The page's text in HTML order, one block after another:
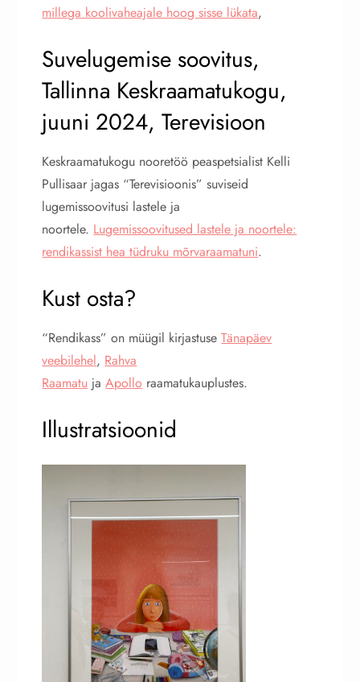
millega koolivaheajale hoog sisse lükata,
Suvelugemise soovitus,
Tallinna Keskraamatukogu,
juuni 2024, Terevisioon
Keskraamatukogu nooretöö peaspetsialist Kelli
Pullisaar jagas “Terevisioonis” suviseid
lugemissoovitusi lastele ja
noortele. Lugemissoovitused lastele ja noortele:
rendikassist hea tüdruku mõrvaraamatuni.
Kust osta?
“Rendikass” on müügil kirjastuseTänapäev
veebilehel, Rahva
Raamatu jaApollo raamatukauplustes.
Illustratsioonid